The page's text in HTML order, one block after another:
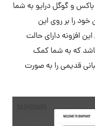
و گوگل درایو به شما
را بر روی این
افزونه دارای حالت
که به شما کمک
قدیمی را به صورت